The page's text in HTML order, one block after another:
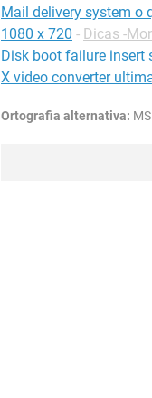
Mail delivery system o
1080 x 720 - Dicas -
Disk boot failure insert
X video converter
Ortografia alternativa: